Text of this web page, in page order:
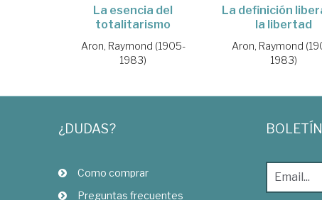
La esencia del
totalitarismo
Aron, Raymond (1905-
1983)
La definición
la libertad
Aron, Raymond
1983)
¿DUDAS?
Como comprar
Preguntas frecuentes